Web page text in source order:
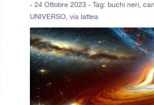
- 24 Ottobre 2023 - Tag: buchi neri,
UNIVERSO, via lattea